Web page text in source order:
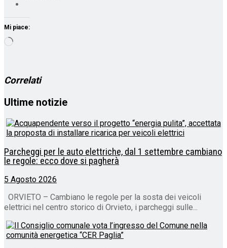
Mi piace:
Caricamento
Correlati
Ultime notizie
Parcheggi per le auto elettriche, dal 1 settembre cambiano
le regole: ecco dove si pagherà
5 Agosto 2026
ORVIETO – Cambiano le regole per la sosta dei veicoli
elettrici nel centro storico di Orvieto, i parcheggi sulle...